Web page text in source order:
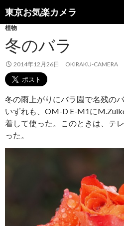
東京お気楽カメラ
検
索
ン
テ
ン
ツ
へ
ス
ッ
プ
植物
冬のバラ
2014年12月26日 OKIRAKU-CAMERA
冬の雨上がりにバラ園で名残のバ
いずれも、OM-D E-M1に
着して使った。このときは、テ
った。